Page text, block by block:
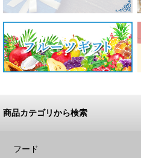
商品カテゴリから検索
フード